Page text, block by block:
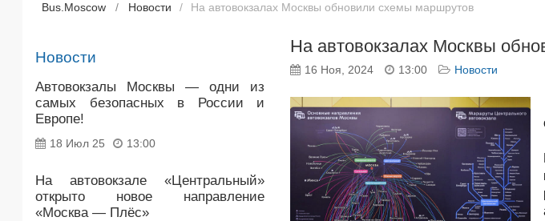
Bus.Moscow Новости На автовокзалах Москвы обновили схемы маршрутов
На автовокзалах Москвы
16 Ноя, 2024 13:00 Новости
Новости
Автовокзалы Москвы — одни из
самых безопасных в России и
Европе!
18 Июл 25 13:00
На автовокзале «Центральный»
открыто новое направление
«Москва — Плёс»